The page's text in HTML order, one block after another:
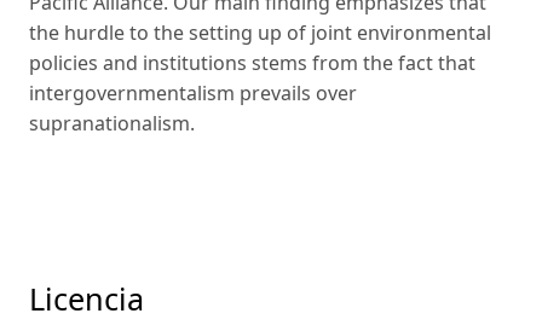
the hurdle to the setting up of joint environmental
policies and institutions stems from the fact that
intergovernmentalism prevails over
supranationalism.
Licencia